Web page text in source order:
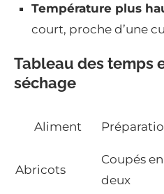
Température plus
court, proche d’une
Tableau des temps
séchage
Aliment
Abricots
Coupés en
deux